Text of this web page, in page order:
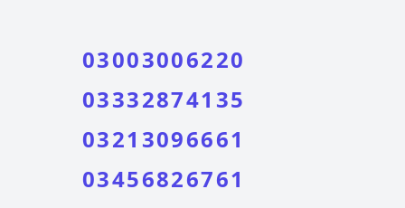
03003006220
03332874135
03213096661
03456826761